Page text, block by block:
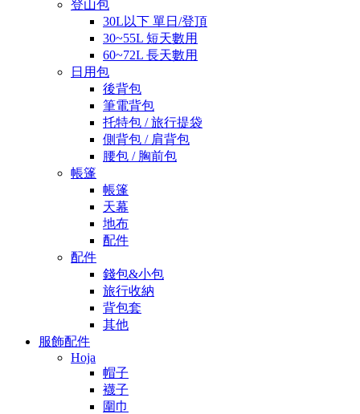
登山包
30L以下 單日/登頂
30~55L 短天數用
60~72L 長天數用
日用包
後背包
筆電背包
托特包 / 旅行提袋
側背包 / 肩背包
腰包 / 胸前包
帳篷
帳篷
天幕
地布
配件
配件
錢包&小包
旅行收納
背包套
其他
服飾配件
Hoja
帽子
襪子
圍巾